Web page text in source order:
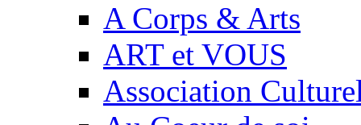
A Corps & Arts
ART et VOUS
Association